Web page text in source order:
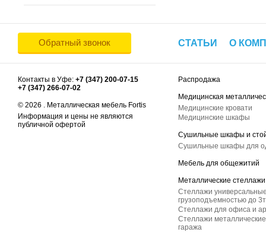
Обратный звонок СТАТЬИ О
Контакты в Уфе: +7 (347) 200-07-15
+7 (347) 266-07-02
© 2026 . Металлическая мебель Fortis
Информация и цены не являются
публичной офертой
Распродажа
Медицинская
Медицинские кровати
Медицинские шкафы
Сушильные шкафы и
Сушильные шкафы для
Мебель для общежитий
Металлические стеллажи
Стеллажи
грузоподъемностью до
Стеллажи для офиса и
Стеллажи
гаража